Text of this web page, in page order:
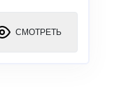
СМОТРЕТЬ